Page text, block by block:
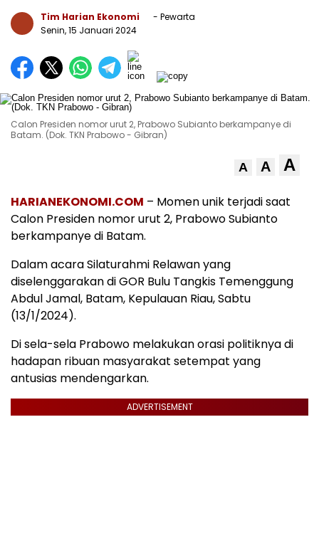
Tim Harian Ekonomi
- Pewarta
Senin, 15 Januari 2024
Calon Presiden nomor urut 2, Prabowo Subianto berkampanye di
Batam. (Dok. TKN Prabowo - Gibran)
A A A
HARIANEKONOMI.COM – Momen unik terjadi saat
Calon Presiden nomor urut 2, Prabowo Subianto
berkampanye di Batam.
Dalam acara Silaturahmi Relawan yang
diselenggarakan di GOR Bulu Tangkis Temenggung
Abdul Jamal, Batam, Kepulauan Riau, Sabtu
(13/1/2024).
Di sela-sela Prabowo melakukan orasi politiknya di
hadapan ribuan masyarakat setempat yang
antusias mendengarkan.
ADVERTISEMENT